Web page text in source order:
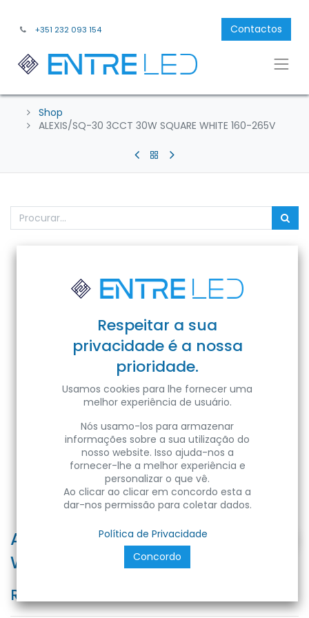
+351 232 093 154 Contactos
Shop
ALEXIS/SQ-30 3CCT 30W SQUARE WHITE 160-265V
ALEXIS/SQ-30 3CCT 30W SQUARE
WHITE 160-265V
Ref:
Respeitar a sua
privacidade é a nossa
prioridade.
Usamos cookies para lhe fornecer uma
melhor experiência de usuário.
Nós usamo-los para armazenar
informações sobre a sua utilização do
nosso website. Isso ajuda-nos a
fornecer-lhe a melhor experiência e
personalizar o que vê.
Ao clicar ao clicar em concordo esta a
dar-nos permissão para coletar dados.
Política de Privacidade
Concordo